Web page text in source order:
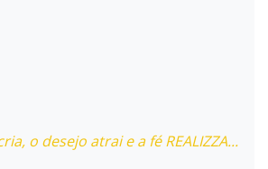
o desejo atrai e a fé REALIZZA...